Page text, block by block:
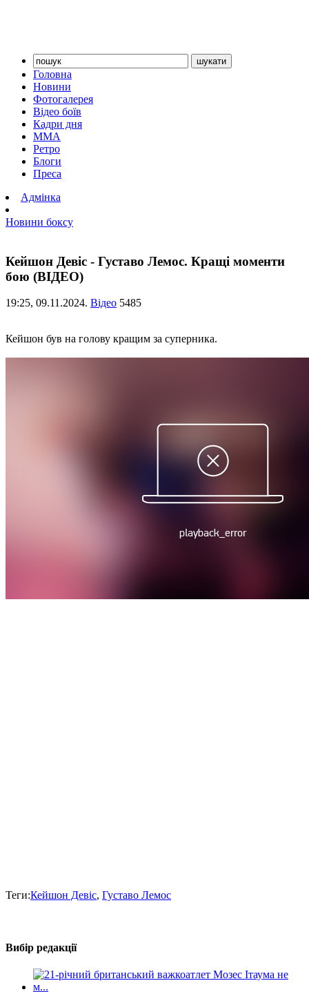
Головна
Новини
Фотогалерея
Відео боїв
Кадри дня
ММА
Ретро
Блоги
Преса
Адмінка
Новини боксу
Кейшон Девіс - Густаво Лемос. Кращі моменти
бою (ВІДЕО)
19:25, 09.11.2024. Відео 5485
Кейшон був на голову кращим за суперника.
Теги:Кейшон Девіс, Густаво Лемос
Вибір редакції